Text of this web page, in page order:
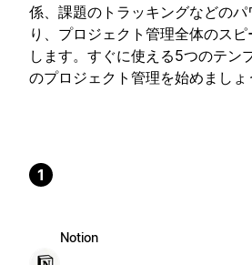
係、課題のトラッキングなどのパ
り、プロジェクト管理全体のス
します。すぐに使える5つのテン
のプロジェクト管理を始めましょ
1
Notion